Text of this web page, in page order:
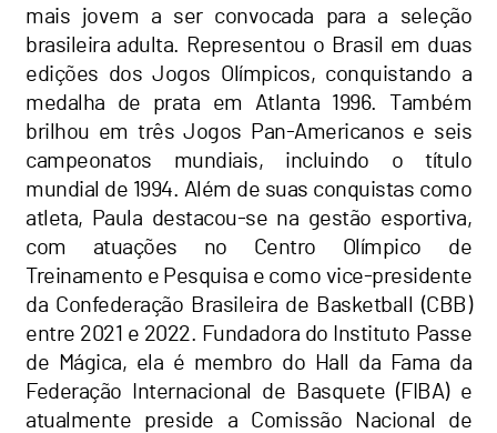
mais jovem a ser convocada para a seleção
brasileira adulta. Representou o Brasil em duas
edições dos Jogos Olímpicos, conquistando a
medalha de prata em Atlanta 1996. Também
brilhou em três Jogos Pan-Americanos e seis
campeonatos mundiais, incluindo o título
mundial de 1994. Além de suas conquistas como
atleta, Paula destacou-se na gestão esportiva,
com atuações no Centro Olímpico de
Treinamento e Pesquisa e como vice-presidente
da Confederação Brasileira de Basketball (CBB)
entre 2021 e 2022. Fundadora do Instituto Passe
de Mágica, ela é membro do Hall da Fama da
Federação Internacional de Basquete (FIBA) e
atualmente preside a Comissão Nacional de